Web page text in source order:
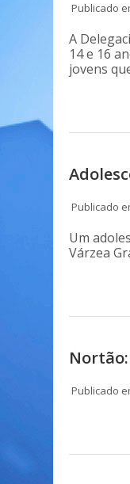
Publicado
A
14 e 16
jovens
Publicado
Um
Várzea
Publicado